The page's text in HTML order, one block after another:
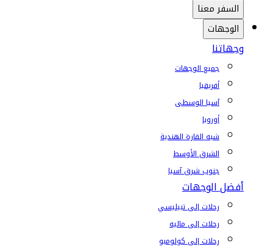
السفر معنا
الوجهات
وجهاتنا
جميع الوجهات
أفريقيا
آسيا الوسطى
أوروبا
شبه القارة الهندية
الشرق الأوسط
جنوب شرق آسيا
أفضل الوجهات
رحلات إلى تبيليسي
رحلات إلى ماليه
رحلات إلى كولومبو